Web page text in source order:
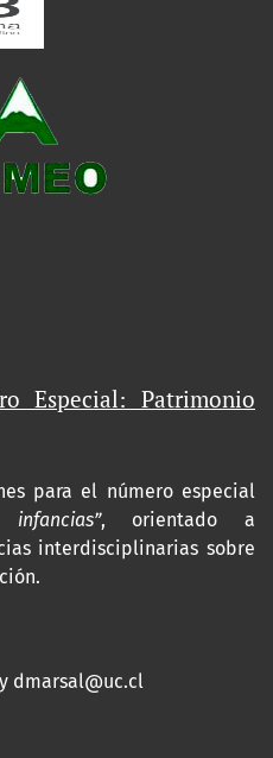
Especial: Patrimonio
para el número especial
, orientado a
interdisciplinarias sobre
dmarsal@uc.cl